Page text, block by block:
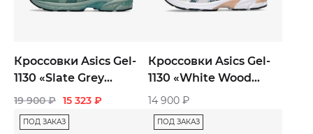
Кроссовки Asics Gel-
1130 «Slate Grey
Graphite Grey»
мужские
19 900₽ 15 323 ₽
Кроссовки Asics Gel-
1130 «White Wood
Crepe»
14 900 ₽
ПОД ЗАКАЗ ПОД ЗАКАЗ